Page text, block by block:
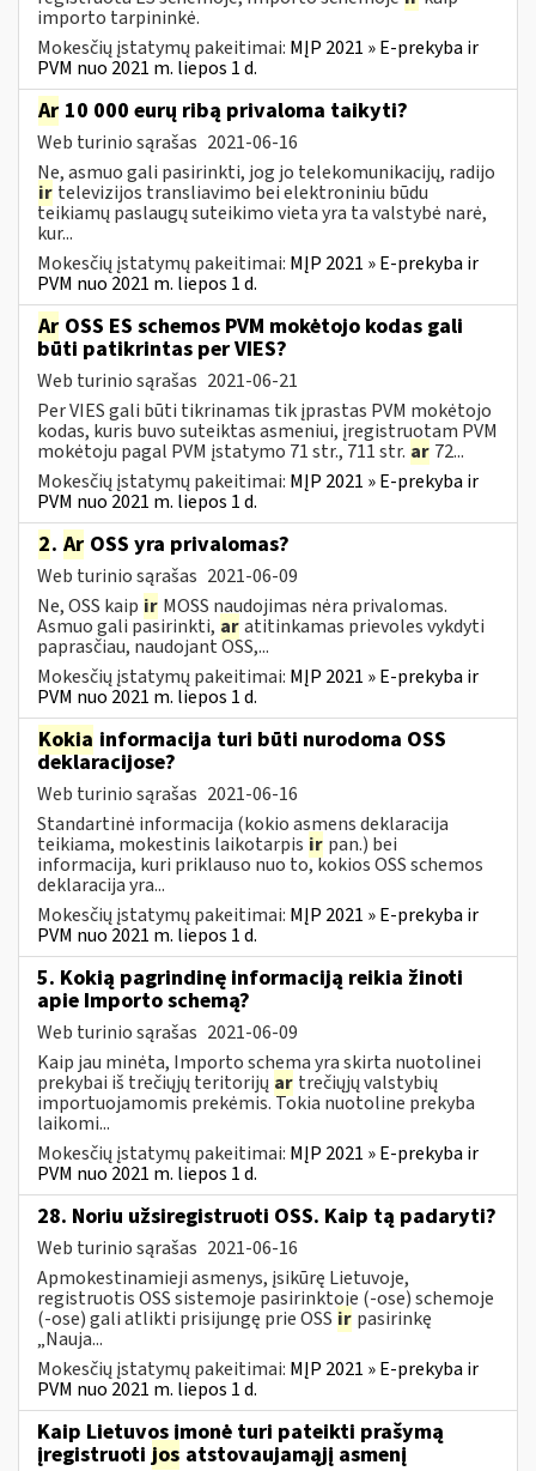
importo tarpininkė.
Mokesčių įstatymų pakeitimai: MĮP 2021 » E-prekyba ir
PVM nuo 2021 m. liepos 1 d.
Ar 10 000 eurų ribą privaloma taikyti?
Web turinio sąrašas 2021-06-16
Ne, asmuo gali pasirinkti, jog jo telekomunikacijų, radijo
ir televizijos transliavimo bei elektroniniu būdu
teikiamų paslaugų suteikimo vieta yra ta valstybė narė,
kur...
Mokesčių įstatymų pakeitimai: MĮP 2021 » E-prekyba ir
PVM nuo 2021 m. liepos 1 d.
Ar OSS ES schemos PVM mokėtojo kodas gali
būti patikrintas per VIES?
Web turinio sąrašas 2021-06-21
Per VIES gali būti tikrinamas tik įprastas PVM mokėtojo
kodas, kuris buvo suteiktas asmeniui, įregistruotam PVM
mokėtoju pagal PVM įstatymo 71 str., 711 str. ar 72...
Mokesčių įstatymų pakeitimai: MĮP 2021 » E-prekyba ir
PVM nuo 2021 m. liepos 1 d.
2. Ar OSS yra privalomas?
Web turinio sąrašas 2021-06-09
Ne, OSS kaip ir MOSS naudojimas nėra privalomas.
Asmuo gali pasirinkti, aratitinkamas prievoles vykdyti
paprasčiau, naudojant OSS,...
Mokesčių įstatymų pakeitimai: MĮP 2021 » E-prekyba ir
PVM nuo 2021 m. liepos 1 d.
Kokia informacija turi būti nurodoma OSS
deklaracijose?
Web turinio sąrašas 2021-06-16
Standartinė informacija (kokio asmens deklaracija
teikiama, mokestinis laikotarpis ir pan.) bei
informacija, kuri priklauso nuo to, kokios OSS schemos
deklaracija yra...
Mokesčių įstatymų pakeitimai: MĮP 2021 » E-prekyba ir
PVM nuo 2021 m. liepos 1 d.
5. Kokią pagrindinę informaciją reikia žinoti
apie Importo schemą?
Web turinio sąrašas 2021-06-09
Kaip jau minėta, Importo schema yra skirta nuotolinei
prekybai iš trečiųjų teritorijų ar trečiųjų valstybių
importuojamomis prekėmis. Tokia nuotoline prekyba
laikomi...
Mokesčių įstatymų pakeitimai: MĮP 2021 » E-prekyba ir
PVM nuo 2021 m. liepos 1 d.
28. Noriu užsiregistruoti OSS. Kaip tą padaryti?
Web turinio sąrašas 2021-06-16
Apmokestinamieji asmenys, įsikūrę Lietuvoje,
registruotis OSS sistemoje pasirinktoje (-ose) schemoje
(-ose) gali atlikti prisijungę prie OSS ir pasirinkę
„Nauja...
Mokesčių įstatymų pakeitimai: MĮP 2021 » E-prekyba ir
PVM nuo 2021 m. liepos 1 d.
Kaip Lietuvos įmonė turi pateikti prašymą
įregistruoti jos atstovaujamąjį asmenį